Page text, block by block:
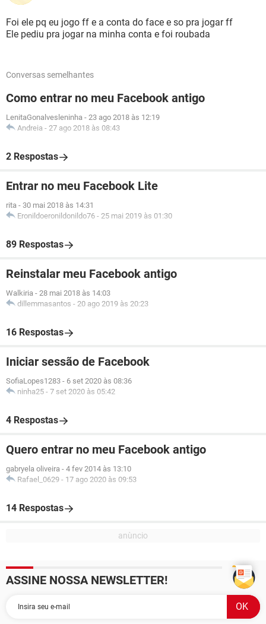
Foi ele pq eu jogo ff e a conta do face e so pra jogar ff
Ele pediu pra jogar na minha conta e foi roubada
Conversas semelhantes
Como entrar no meu Facebook antigo
LenitaGonalvesleninha - 23 ago 2018 às 12:19
Andreia - 27 ago 2018 às 08:43
2 Respostas
Entrar no meu Facebook Lite
rita - 30 mai 2018 às 14:31
Eronildoeronildonildo76 - 25 mai 2019 às 01:30
89 Respostas
Reinstalar meu Facebook antigo
Walkiria - 28 mai 2018 às 14:03
dillemmasantos - 20 ago 2019 às 20:23
16 Respostas
Iniciar sessão de Facebook
SofiaLopes1283 - 6 set 2020 às 08:36
ninha25 - 7 set 2020 às 05:42
4 Respostas
Quero entrar no meu Facebook antigo
gabryela oliveira - 4 fev 2014 às 13:10
Rafael_0629 - 17 ago 2020 às 09:53
14 Respostas
ASSINE NOSSA NEWSLETTER!